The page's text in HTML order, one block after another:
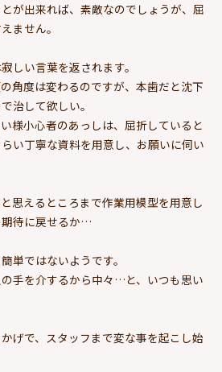
が出来れば、素敵なのでしょうが、屈
ません。
しい言葉を返されます。
角度は変わるのですが、本歯だと沈下
治して欲しい。
様小心者のあっしは、屈折していると
い丁寧な資料を用意し、お願いに伺い
思えるところまで作業用模型を用意し
待に戻せるか…
単ではないようです。
手を介するから中々…と、いつも思い
げで、スタッフまで変な事を起こし始